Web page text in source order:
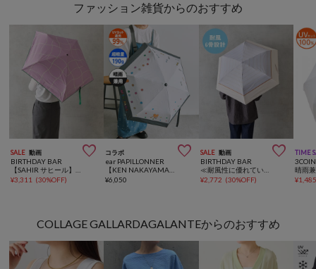
ファッション雑貨からのおすすめ
SALE 動画 
BIRTHDAY BAR
¥3,311 (30%OFF)
コラボ 
ear PAPILLONNER
¥6,050
SALE 動画 
BIRTHDAY BAR
¥2,772 (30%OFF)
TIME
¥
COLLAGE GALLARDAGALANTEからのおすすめ